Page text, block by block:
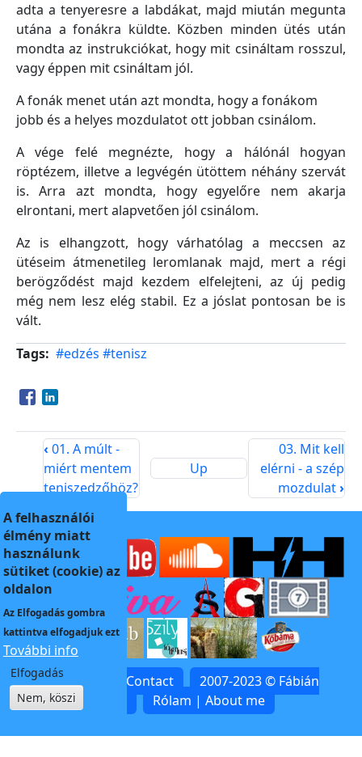
adta a tenyeresre a labdákat, majd miután megunta
utána a fonákra küldte. Közben minden ütés után
mondta az instrukciókat, hogy mit csináltam rosszul,
vagy éppen mit csináltam jól.
A fonák menet után azt mondta, hogy a fonákom
jobb és a helyes mozdulatot ott jobban csinálom.
A vége felé megnézte, hogy a hálónál hogyan
röptézem, illetve a legvégén ütöttem néhány szervát
is. Arra azt mondta, hogy egyelőre nem akarja
elrontani, mert alapvetően jól csinálom.
Az is elhangzott, hogy várhatólag a meccsen az
ütéseim átmenetileg leromlanak majd, mert a régi
berögződést majd kezdem elfelejteni, az új pedig
még nem lesz elég stabil. Ez a jóslat pontosan be is
vált.
Tags #edzés #tenisz
Opens in a new window
Opens in a new window
‹ 01. A múlt -
miért mentem
teniszedzőhöz?
Up
03. Mit kell
elérni - a szép
mozdulat›
Kapcsolat | Contact
2007-2023 © Fábián
Rólam | About me
A felhasználói
élmény miatt
használunk
sütiket (cookie) az
oldalon
Az Elfogadásgombra
kattintva elfogadjuk ezt
További info
Elfogadás
Nem, köszi